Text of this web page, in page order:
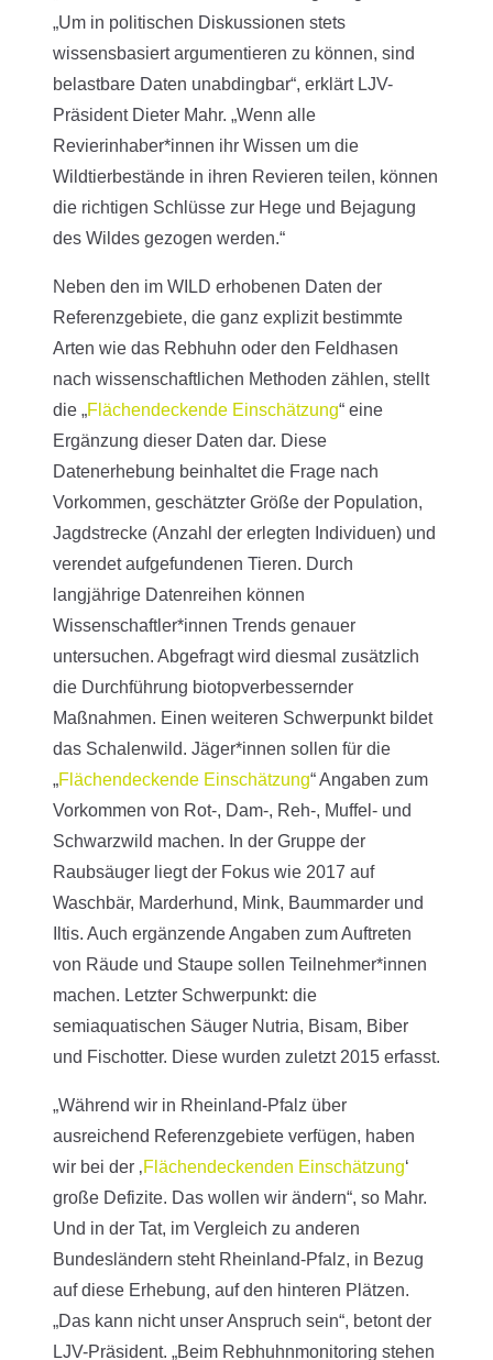
„Um in politischen Diskussionen stets
wissensbasiert argumentieren zu können, sind
belastbare Daten unabdingbar“, erklärt LJV-
Präsident Dieter Mahr. „Wenn alle
Revierinhaber*innen ihr Wissen um die
Wildtierbestände in ihren Revieren teilen, können
die richtigen Schlüsse zur Hege und Bejagung
des Wildes gezogen werden.“
Neben den im WILD erhobenen Daten der
Referenzgebiete, die ganz explizit bestimmte
Arten wie das Rebhuhn oder den Feldhasen
nach wissenschaftlichen Methoden zählen, stellt
die „Flächendeckende Einschätzung“ eine
Ergänzung dieser Daten dar. Diese
Datenerhebung beinhaltet die Frage nach
Vorkommen, geschätzter Größe der Population,
Jagdstrecke (Anzahl der erlegten Individuen) und
verendet aufgefundenen Tieren. Durch
langjährige Datenreihen können
Wissenschaftler*innen Trends genauer
untersuchen. Abgefragt wird diesmal zusätzlich
die Durchführung biotopverbessernder
Maßnahmen. Einen weiteren Schwerpunkt bildet
das Schalenwild. Jäger*innen sollen für die
„Flächendeckende Einschätzung“ Angaben zum
Vorkommen von Rot-, Dam-, Reh-, Muffel- und
Schwarzwild machen. In der Gruppe der
Raubsäuger liegt der Fokus wie 2017 auf
Waschbär, Marderhund, Mink, Baummarder und
Iltis. Auch ergänzende Angaben zum Auftreten
von Räude und Staupe sollen Teilnehmer*innen
machen. Letzter Schwerpunkt: die
semiaquatischen Säuger Nutria, Bisam, Biber
und Fischotter. Diese wurden zuletzt 2015 erfasst.
„Während wir in Rheinland-Pfalz über
ausreichend Referenzgebiete verfügen, haben
wir bei der ‚Flächendeckenden Einschätzung‘
große Defizite. Das wollen wir ändern“, so Mahr.
Und in der Tat, im Vergleich zu anderen
Bundesländern steht Rheinland-Pfalz, in Bezug
auf diese Erhebung, auf den hinteren Plätzen.
„Das kann nicht unser Anspruch sein“, betont der
LJV-Präsident. „Beim Rebhuhnmonitoring stehen